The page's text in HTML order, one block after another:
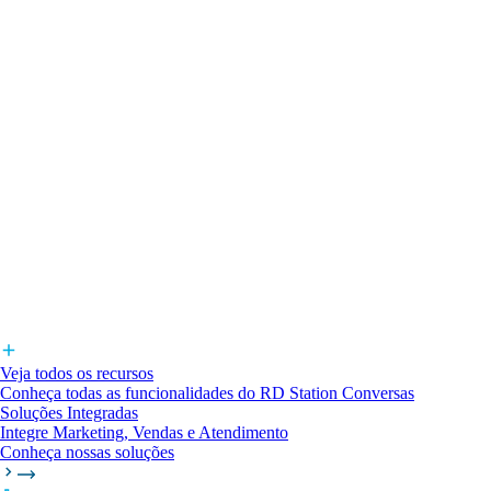
Veja todos os recursos
Conheça todas as funcionalidades do RD Station Conversas
Soluções Integradas
Integre Marketing, Vendas e Atendimento
Conheça nossas soluções